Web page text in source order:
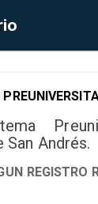
San Andrés.
REGISTRO